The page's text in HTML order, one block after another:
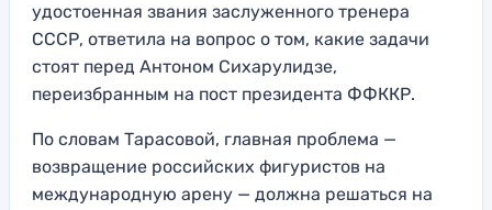
удостоенная звания заслуженного тренера
СССР, ответила на вопрос о том, какие задачи
стоят перед Антоном Сихарулидзе,
переизбранным на пост президента ФФККР.
По словам Тарасовой, главная проблема —
возвращение российских фигуристов на
международную арену — должна решаться на